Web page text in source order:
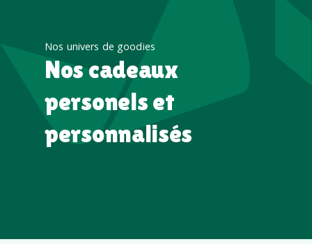
Nos univers de goodies
Nos cadeaux
personels et
personnalisés